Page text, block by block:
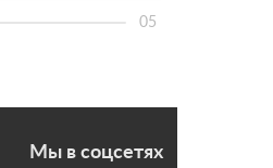
05
Мы в соцсетях